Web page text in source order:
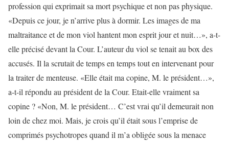
profession qui exprimait sa mort psychique et non pas physique.
«Depuis ce jour, je n’arrive plus à dormir. Les images de ma
maltraitance et de mon viol hantent mon esprit jour et nuit…», a-t-
elle précisé devant la Cour. L’auteur du viol se tenait au box des
accusés. Il la scrutait de temps en temps tout en intervenant pour
la traiter de menteuse. «Elle était ma copine, M. le président…»,
a-t-il répondu au président de la Cour. Etait-elle vraiment sa
copine ? «Non, M. le président… C’est vrai qu’il demeurait non
loin de chez moi. Mais, je crois qu’il était sous l’emprise de
comprimés psychotropes quand il m’a obligée sous la menace